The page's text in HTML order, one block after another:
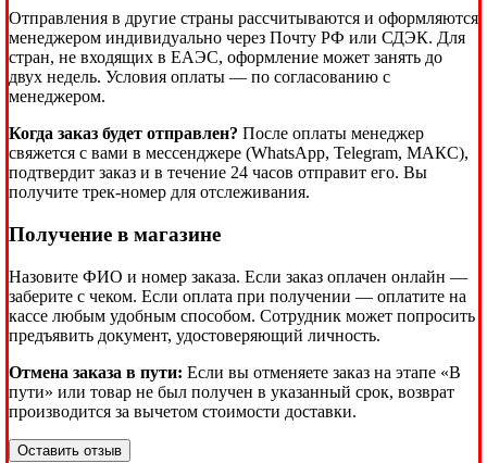
Отправления в другие страны рассчитываются и оформляются
менеджером индивидуально через Почту РФ или СДЭК. Для
стран, не входящих в ЕАЭС, оформление может занять до
двух недель. Условия оплаты — по согласованию с
менеджером.
Когда заказ будет отправлен? После оплаты менеджер
свяжется с вами в мессенджере (WhatsApp, Telegram, МАКС),
подтвердит заказ и в течение 24 часов отправит его. Вы
получите трек-номер для отслеживания.
Получение в магазине
Назовите ФИО и номер заказа. Если заказ оплачен онлайн —
заберите с чеком. Если оплата при получении — оплатите на
кассе любым удобным способом. Сотрудник может попросить
предъявить документ, удостоверяющий личность.
Отмена заказа в пути: Если вы отменяете заказ на этапе «В
пути» или товар не был получен в указанный срок, возврат
производится за вычетом стоимости доставки.
Оставить отзыв